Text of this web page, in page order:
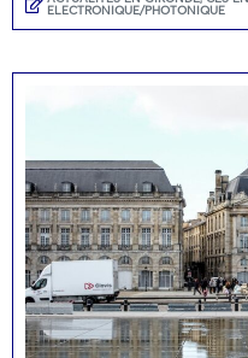
ELECTRONIQUE/PHOTONIQUE